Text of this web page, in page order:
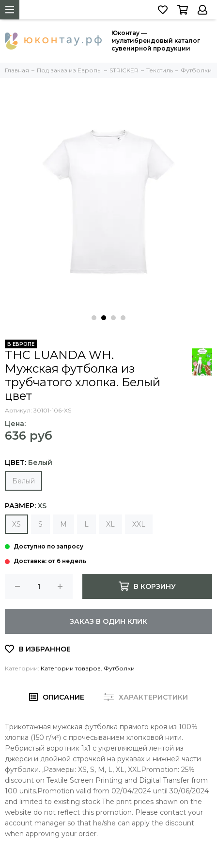
Юконтау —
мультибрендовый каталог
сувенирной продукции
Главная Под заказ из Европы STRICKER Текстиль Футболки
В ЕВРОПЕ
THC LUANDA WH.
Мужская футболка из
трубчатого хлопка. Белый
цвет
Артикул: 30101-106-XS
Цена:
636 руб
ЦВЕТ: Белый
Белый
РАЗМЕР: XS
XS S M L XL XXL
Доставка: от 6 недель
В КОРЗИНУ
ЗАКАЗ В ОДИН КЛИК
Категории: Категории товаров Футболки
ОПИСАНИЕ ХАРАКТЕРИСТИКИ
Трикотажная мужская футболка прямого кроя из 100%
хлопка (150 г/м²) с прочесыванием хлопковой нити.
Ребристый воротник 1x1 с укрепляющей лентой из
джерси и двойной строчкой на рукавах и нижней части
футболки. ,Размеры: XS, S, M, L, XL, XXLPromotion: 25%
discount on Textile Screen Printing and Digital Transfer from
100 units.Promotion valid from 02/04/2024 until 30/06/2024
and limited to existing stock.The print prices shown on the
website do not reflect this promotion. Please contact your
account manager so that he/she can apply the discount
when approving your order.